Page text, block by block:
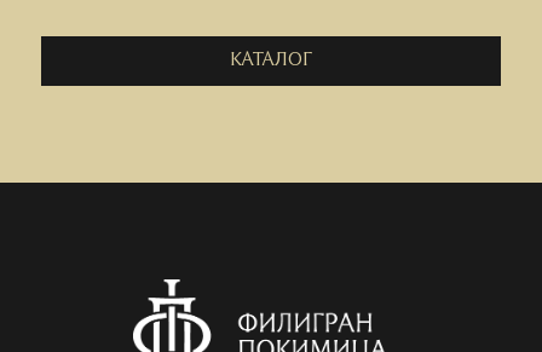
КАТАЛОГ